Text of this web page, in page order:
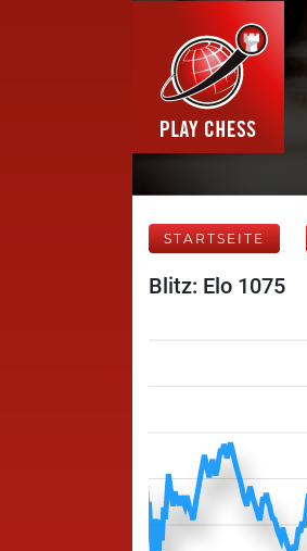
STARTSEITE
Blitz: Elo 1075